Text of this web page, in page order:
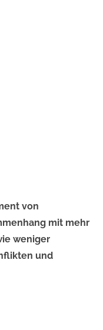
von
mit mehr
weniger
und